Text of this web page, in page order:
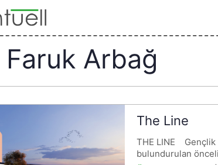
Arbağ
The Line
THE LINE Gençlik
bulundurulan